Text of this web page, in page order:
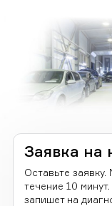
Заявка на
Оставьте
течение 10
запишет на